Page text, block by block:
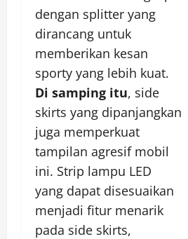
dengan splitter yang
dirancang untuk
memberikan kesan
sporty yang lebih kuat.
Di samping itu, side
skirts yang dipanjangkan
juga memperkuat
tampilan agresif mobil
ini. Strip lampu LED
yang dapat disesuaikan
menjadi fitur menarik
pada side skirts,